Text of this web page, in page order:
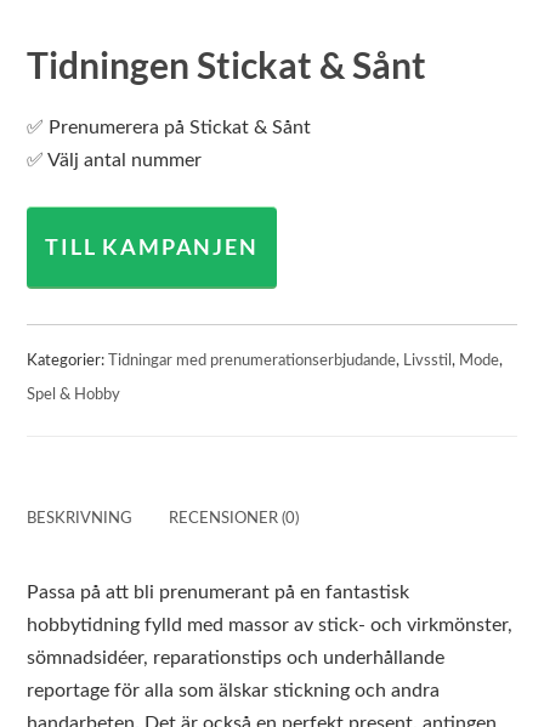
Tidningen Stickat & Sånt
✅ Prenumerera på Stickat & Sånt
✅ Välj antal nummer
TILL KAMPANJEN
Kategorier: Tidningar med prenumerationserbjudande, Livsstil, Mode,
Spel & Hobby
BESKRIVNING RECENSIONER (0)
Passa på att bli prenumerant på en fantastisk
hobbytidning fylld med massor av stick- och virkmönster,
sömnadsidéer, reparationstips och underhållande
reportage för alla som älskar stickning och andra